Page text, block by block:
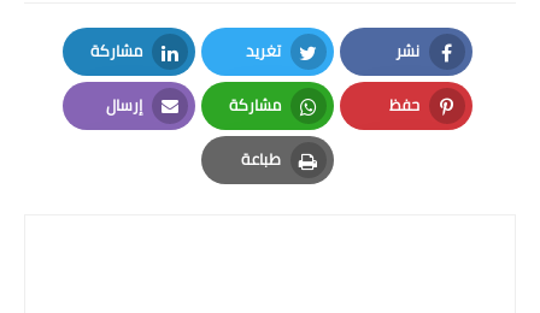
نشر
Facebook
تغريد
Twitter
مشاركة
LinkedIn
حفظ
Pinterest
مشاركة
Whatsapp
إرسال
Email
طباعة
Print